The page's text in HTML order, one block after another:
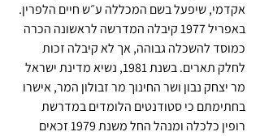
אקדמי, שיפעל בשם המכללה ע״ש חיים הלפרין.
באפריל 1977 קיבלה המדרשה לראשונה הכרה
כמוסד להשכלה גבוהה, אך לא קיבלה זכות
לחלק תארים. בשנת 1981, נשיא מדינת ישראל
מר יצחק נבון ושר החינוך מר זבולון המר, אישרו
בחתימתם כי סטודנטים הלומדים במדרשת
רופין כלכלה ומנהל החל משנת 1979 זכאים